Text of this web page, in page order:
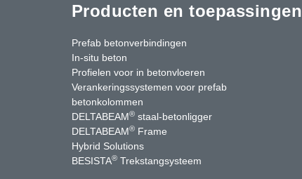
Producten en toepassingen
Prefab betonverbindingen
In-situ beton
Profielen voor in betonvloeren
Verankeringssystemen voor prefab
betonkolommen
DELTABEAM® staal-betonligger
DELTABEAM® Frame
Hybrid Solutions
BESISTA® Trekstangsysteem